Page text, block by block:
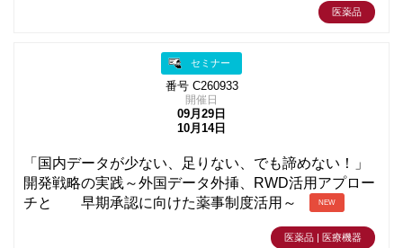
医薬品
セミナー
番号 C260933
開催日
09月29日
10月14日
「国内データが少ない、足りない、でも諦めない！」
開発戦略の実践～外国データ外挿、RWD活用アプロー
チと 早期承認に向けた薬事制度活用～
NEW
医薬品 | 医療機器